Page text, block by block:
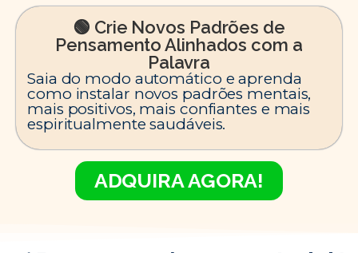
🟢 Crie Novos Padrões de
Pensamento Alinhados com a
Palavra
Saia do modo automático e aprenda
como instalar novos padrões mentais,
mais positivos, mais confiantes e mais
espiritualmente saudáveis.
ADQUIRA AGORA!